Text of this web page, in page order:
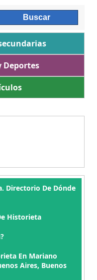
Deportes
Directorio De Dónde
Historieta
En Mariano
Aires, Buenos